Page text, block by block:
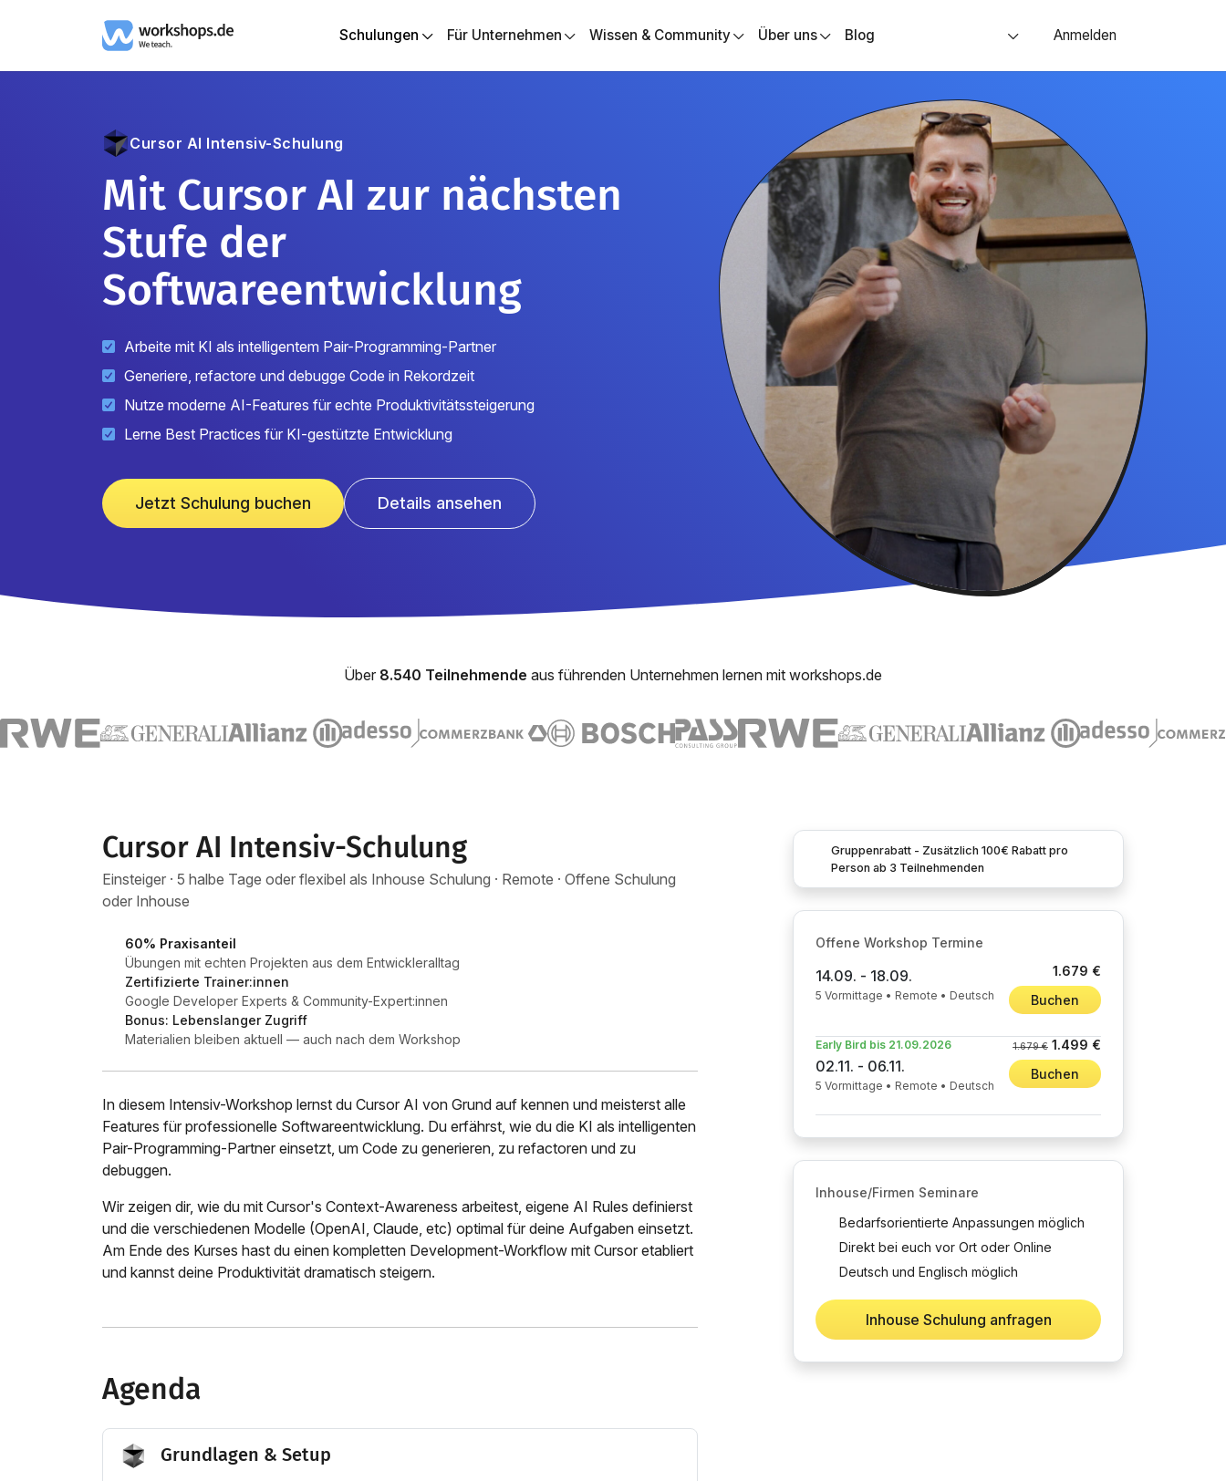
Schulungen Für Unternehmen Wissen & Community Über uns Blog Anmelden
Cursor AI Intensiv-Schulung
Mit Cursor AI zur nächsten
Stufe der
Softwareentwicklung
Arbeite mit KI als intelligentem Pair-Programming-Partner
Generiere, refactore und debugge Code in Rekordzeit
Nutze moderne AI-Features für echte Produktivitätssteigerung
Lerne Best Practices für KI-gestützte Entwicklung
Jetzt Schulung buchen Details ansehen
Über 8.540 Teilnehmende aus führenden Unternehmen lernen mit workshops.de
Cursor AI Intensiv-Schulung
Einsteiger · 5 halbe Tage oder flexibel als Inhouse Schulung · Remote · Offene Schulung
oder Inhouse
60% Praxisanteil
Übungen mit echten Projekten aus dem Entwickleralltag
Zertifizierte Trainer:innen
Google Developer Experts & Community-Expert:innen
Bonus: Lebenslanger Zugriff
Materialien bleiben aktuell — auch nach dem Workshop
In diesem Intensiv-Workshop lernst du Cursor AI von Grund auf kennen und meisterst alle
Features für professionelle Softwareentwicklung. Du erfährst, wie du die KI als intelligenten
Pair-Programming-Partner einsetzt, um Code zu generieren, zu refactoren und zu
debuggen.
Wir zeigen dir, wie du mit Cursor's Context-Awareness arbeitest, eigene AI Rules definierst
und die verschiedenen Modelle (OpenAI, Claude, etc) optimal für deine Aufgaben einsetzt.
Am Ende des Kurses hast du einen kompletten Development-Workflow mit Cursor etabliert
und kannst deine Produktivität dramatisch steigern.
Agenda
Grundlagen & Setup
Gruppenrabatt - Zusätzlich 100€ Rabatt pro
Person ab 3 Teilnehmenden
Offene Workshop Termine
14.09. - 18.09.
5 Vormittage • Remote • Deutsch
1.679 €
Buchen
Early Bird bis 21.09.2026
02.11. - 06.11.
5 Vormittage • Remote • Deutsch
1.679 €1.499 €
Buchen
Inhouse/Firmen Seminare
Bedarfsorientierte Anpassungen möglich
Direkt bei euch vor Ort oder Online
Deutsch und Englisch möglich
Inhouse Schulung anfragen